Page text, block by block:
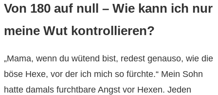
Von 180 auf null – Wie kann ich nur
meine Wut kontrollieren?
„Mama, wenn du wütend bist, redest genauso, wie die
böse Hexe, vor der ich mich so fürchte.“ Mein Sohn
hatte damals furchtbare Angst vor Hexen. Jeden